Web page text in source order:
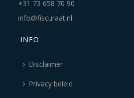
+31 73 658 70 90
info@fiscuraat.nl
INFO
Disclaimer
Privacy beleid